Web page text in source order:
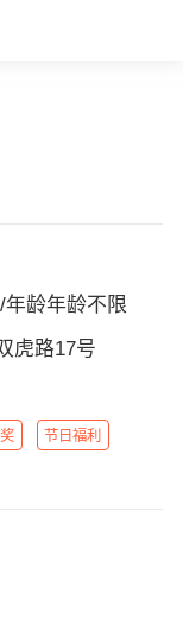
龄年龄不限
虎路17号
节日福利